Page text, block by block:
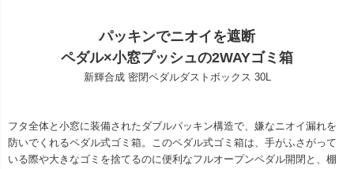
パッキンでニオイを遮断
ペダル×小窓プッシュの2WAYゴミ箱
新輝合成 密閉ペダルダストボックス 30L
フタ全体と小窓に装備されたダブルパッキン構造で、嫌なニオイ漏れを
防いでくれるペダル式ゴミ箱。このペダル式ゴミ箱は、手がふさがって
いる際や大きなゴミを捨てるのに便利なフルオープンペダル開閉と、棚